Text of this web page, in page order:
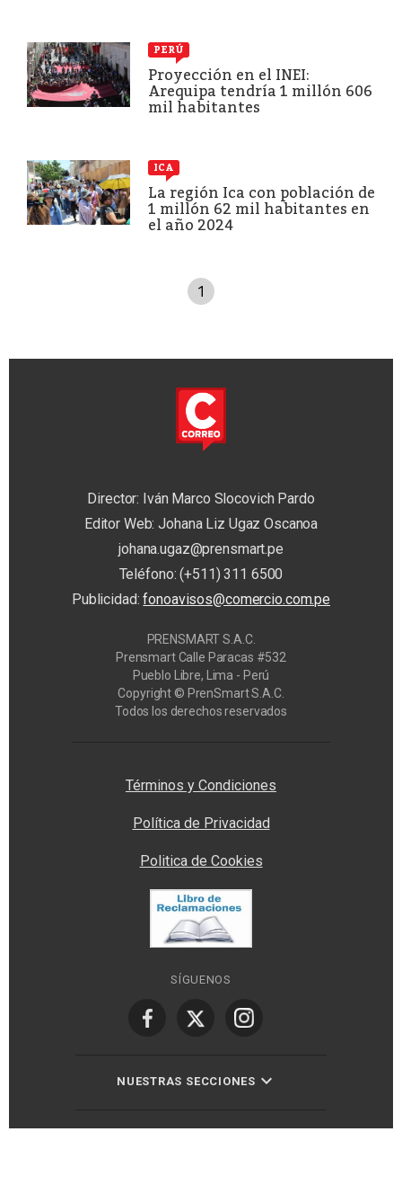
PERÚ
Proyección en el INEI:
Arequipa tendría 1 millón 606
mil habitantes
ICA
La región Ica con población de
1 millón 62 mil habitantes en
el año 2024
1
Director: Iván Marco Slocovich Pardo
Editor Web: Johana Liz Ugaz Oscanoa
johana.ugaz@prensmart.pe
Teléfono: (+511) 311 6500
Publicidad:fonoavisos@comercio.com.pe
PRENSMART S.A.C.
Prensmart Calle Paracas #532
Pueblo Libre, Lima - Perú
Copyright © PrenSmart S.A.C.
Todos los derechos reservados
Términos y Condiciones
Política de Privacidad
Politica de Cookies
SÍGUENOS
NUESTRAS SECCIONES